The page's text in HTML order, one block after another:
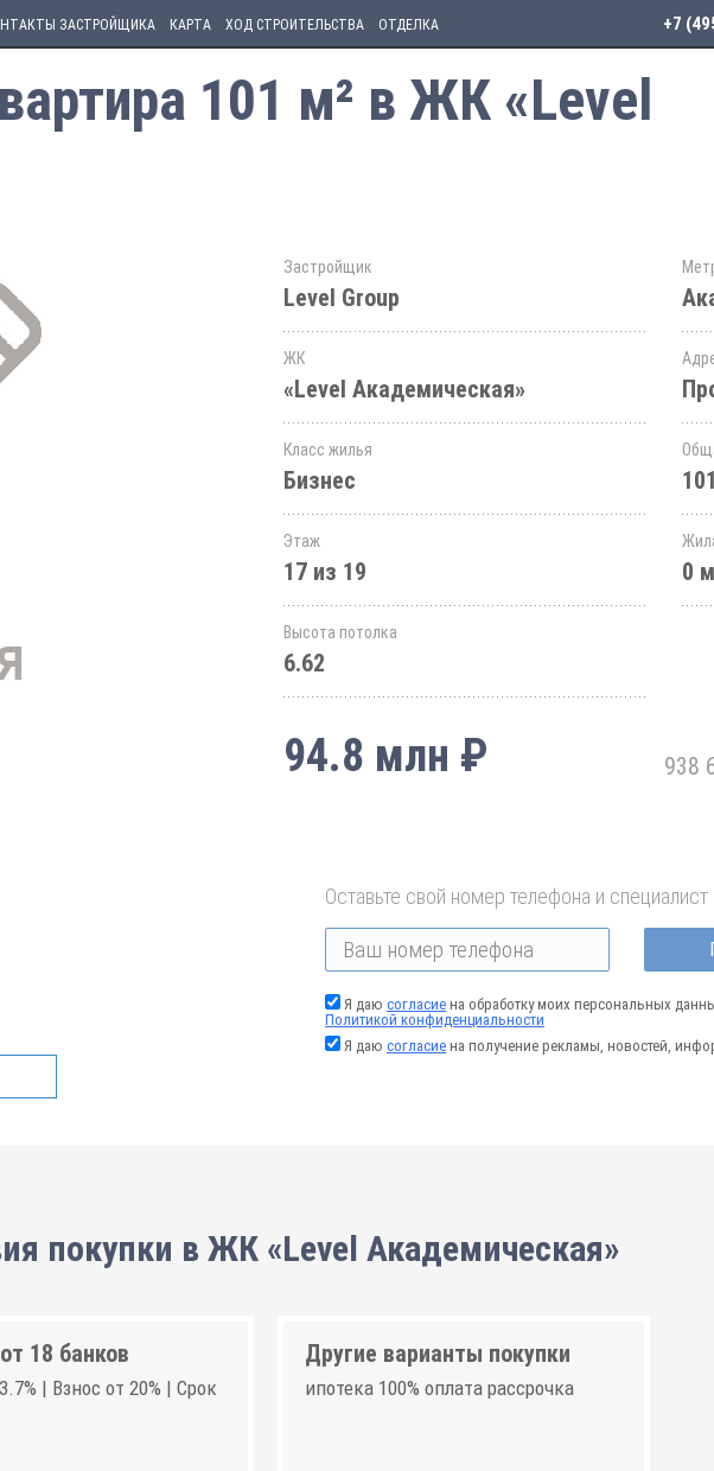
ЗАСТРОЙЩИКА КАРТА ХОД СТРОИТЕЛЬСТВА ОТДЕЛКА +7
101 м² в ЖК «Level
Застройщик
Level Group
ЖК
«Level Академическая»
Класс жилья
Бизнес
Этаж
17 из 19 0
Высота потолка
6.62
94.8 млн ₽ 938
Оставьте свой номер телефона и
Я даю согласие на обработку моих персональных
Политикой конфиденциальности
Я даю согласие на получение рекламы, новостей,
покупки в ЖК «Level Академическая»
18 банков
| Взнос от 20% | Срок
Другие варианты покупки
ипотека 100% оплата рассрочка